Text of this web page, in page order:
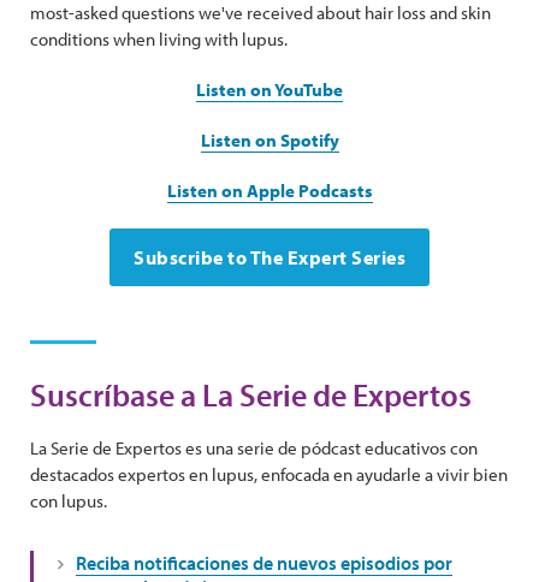
most-asked questions we've received about hair loss and skin
conditions when living with lupus.
Listen on YouTube
Listen on Spotify
Listen on Apple Podcasts
Subscribe to The Expert Series
Suscríbase a La Serie de Expertos
La Serie de Expertos es una serie de pódcast educativos con
destacados expertos en lupus, enfocada en ayudarle a vivir bien
con lupus.
Reciba notificaciones de nuevos episodios por